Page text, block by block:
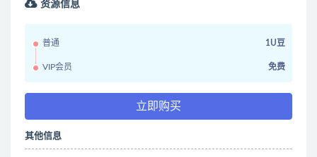
资源信息
普通 1U豆
VIP会员 免费
立即购买
其他信息